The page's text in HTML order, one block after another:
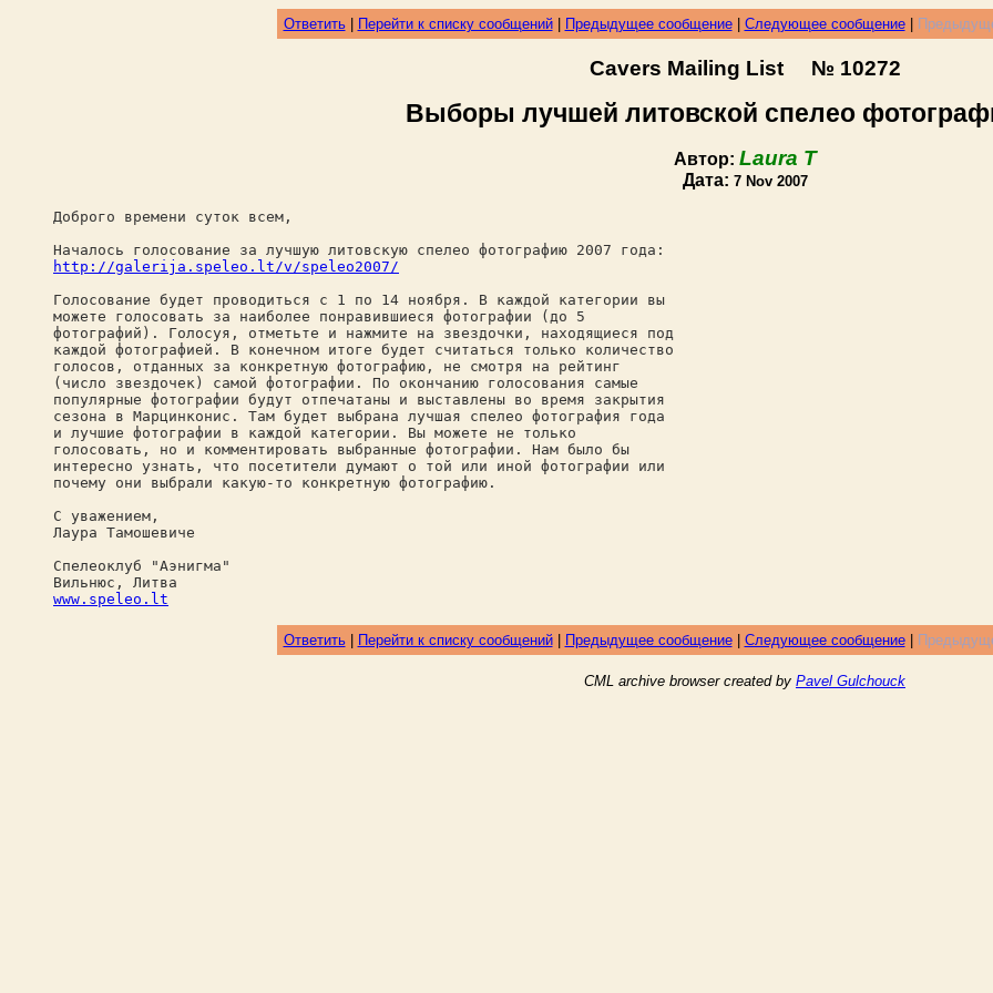
Ответить| Перейти к списку сообщений| Предыдущее сообщение| Следующее сообщение|
Cavers Mailing List № 10272
Выборы лучшей литовской спелео
Автор: Laura T
Дата: 7 Nov 2007
Доброго времени суток всем,
Началось голосование за лучшую литовскую спелео фотографию 2007 года:
http://galerija.speleo.lt/v/speleo2007/
Голосование будет проводиться с 1 по 14 ноября. В каждой категории вы
можете голосовать за наиболее понравившиеся фотографии (до 5
фотографий). Голосуя, отметьте и нажмите на звездочки, находящиеся под
каждой фотографией. В конечном итоге будет считаться только количество
голосов, отданных за конкретную фотографию, не смотря на рейтинг
(число звездочек) самой фотографии. По окончанию голосования самые
популярные фотографии будут отпечатаны и выставлены во время закрытия
сезона в Марцинконис. Там будет выбрана лучшая спелео фотография года
и лучшие фотографии в каждой категории. Вы можете не только
голосовать, но и комментировать выбранные фотографии. Нам было бы
интересно узнать, что посетители думают о той или иной фотографии или
почему они выбрали какую-то конкретную фотографию.
С уважением,
Лаура Тамошевиче
Спелеоклуб "Аэнигма"
Вильнюс, Литва
www.speleo.lt
Ответить| Перейти к списку сообщений| Предыдущее сообщение| Следующее сообщение|
CML archive browser created by Pavel Gulchouck